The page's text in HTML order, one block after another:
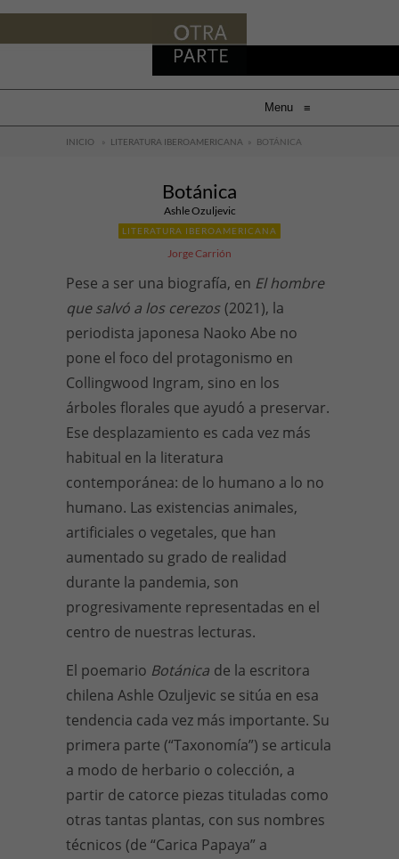
Menu ≡
INICIO » LITERATURA IBEROAMERICANA » BOTÁNICA
Botánica
Ashle Ozuljevic
LITERATURA IBEROAMERICANA
Jorge Carrión
Pese a ser una biografía, en El hombre
que salvó a los cerezos (2021), la
periodista japonesa Naoko Abe no
pone el foco del protagonismo en
Collingwood Ingram, sino en los
árboles florales que ayudó a preservar.
Ese desplazamiento es cada vez más
habitual en la literatura
contemporánea: de lo humano a lo no
humano. Las existencias animales,
artificiales o vegetales, que han
aumentado su grado de realidad
durante la pandemia, son
progresivamente representadas en el
centro de nuestras lecturas.
El poemario Botánica de la escritora
chilena Ashle Ozuljevic se sitúa en esa
tendencia cada vez más importante. Su
primera parte (“Taxonomía”) se articula
a modo de herbario o colección, a
partir de catorce piezas tituladas como
otras tantas plantas, con sus nombres
técnicos (de “Carica Papaya” a